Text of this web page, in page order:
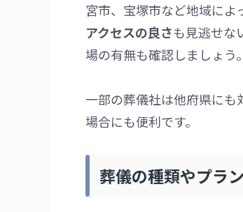
宮市、宝塚市など地域によ
アクセスの良さも見逃せな
場の有無も確認しましょう。
一部の葬儀社は他府県に
場合にも便利です。
葬儀の種類やプラ